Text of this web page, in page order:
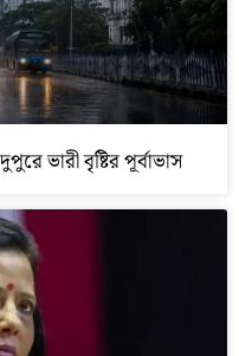
ভারী বৃষ্টির পূর্বাভাস